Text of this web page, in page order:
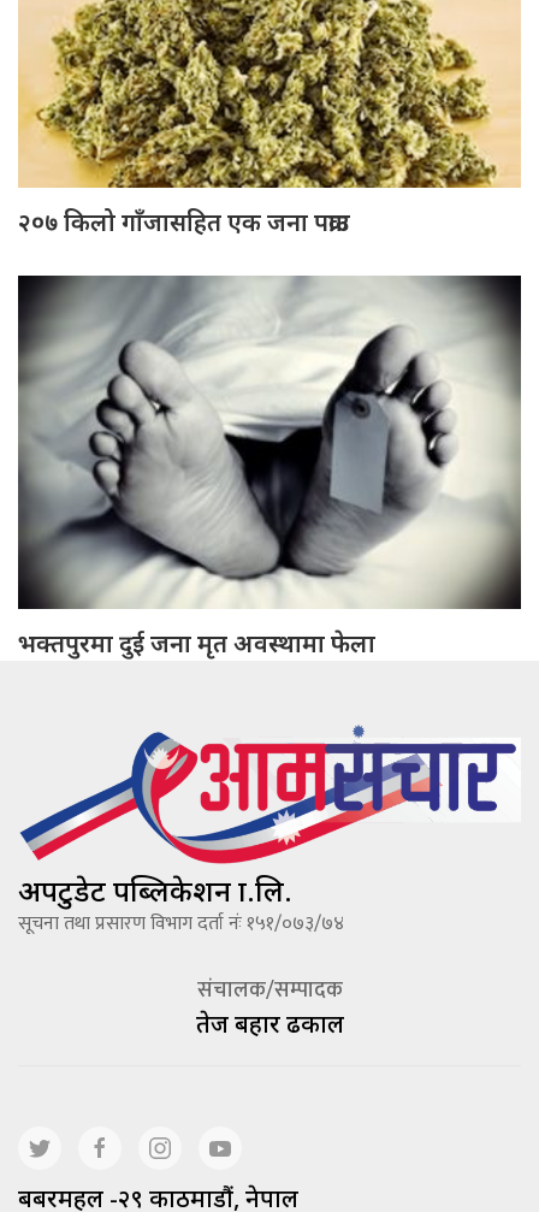
२०७ किलो गाँजासहित एक जना पक्राउ
भक्तपुरमा दुई जना मृत अवस्थामा फेला
अपटुडेट पब्लिकेशन प्रा.लि.
सूचना तथा प्रसारण विभाग दर्ता नंः १५१/०७३/७४
संचालक/सम्पादक
तेज बहादूर ढकाल
बबरमहल -२९ काठमाडौं, नेपाल